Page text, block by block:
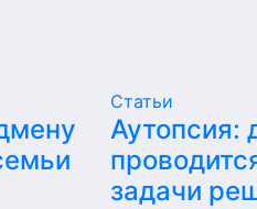
Статьи
Аутопсия:
задачи